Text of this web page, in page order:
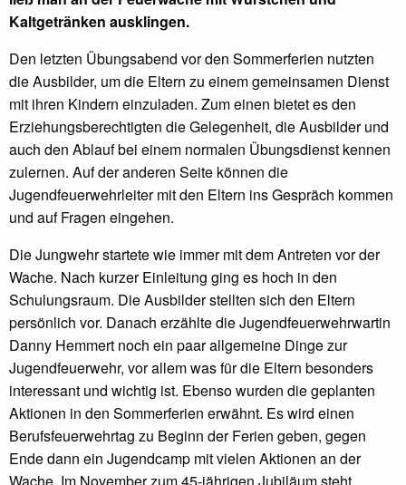
Kaltgetränken ausklingen.
Den letzten Übungsabend vor den Sommerferien nutzten
die Ausbilder, um die Eltern zu einem gemeinsamen Dienst
mit ihren Kindern einzuladen. Zum einen bietet es den
Erziehungsberechtigten die Gelegenheit, die Ausbilder und
auch den Ablauf bei einem normalen Übungsdienst kennen
zulernen. Auf der anderen Seite können die
Jugendfeuerwehrleiter mit den Eltern ins Gespräch kommen
und auf Fragen eingehen.
Die Jungwehr startete wie immer mit dem Antreten vor der
Wache. Nach kurzer Einleitung ging es hoch in den
Schulungsraum. Die Ausbilder stellten sich den Eltern
persönlich vor. Danach erzählte die Jugendfeuerwehrwartin
Danny Hemmert noch ein paar allgemeine Dinge zur
Jugendfeuerwehr, vor allem was für die Eltern besonders
interessant und wichtig ist. Ebenso wurden die geplanten
Aktionen in den Sommerferien erwähnt. Es wird einen
Berufsfeuerwehrtag zu Beginn der Ferien geben, gegen
Ende dann ein Jugendcamp mit vielen Aktionen an der